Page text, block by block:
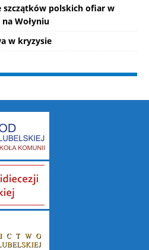
szczątków polskich ofiar w
Wołyniu
w kryzysie